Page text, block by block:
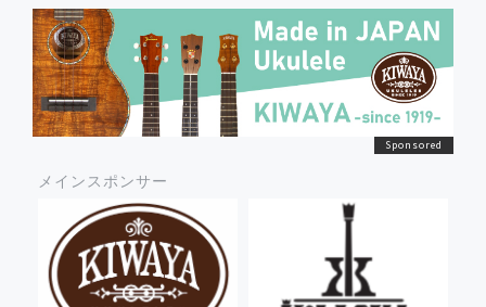
メインスポンサー